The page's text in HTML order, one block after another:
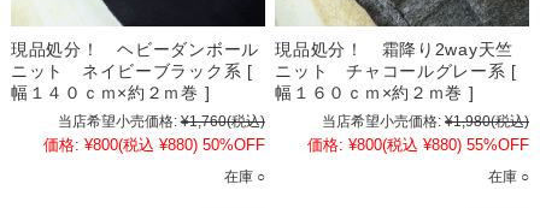
現品処分！ ヘビーダンボール
ニット ネイビーブラック系 [
幅１４０ｃｍ×約２ｍ巻 ]
当店希望小売価格: ¥1,760(税込)
価格: ¥800(税込 ¥880) 50%OFF
在庫 ○
現品処分！ 霜降り2way天竺
ニット チャコールグレー系 [
幅１６０ｃｍ×約２ｍ巻 ]
当店希望小売価格: ¥1,980(税込)
価格: ¥800(税込 ¥880) 55%OFF
在庫 ○